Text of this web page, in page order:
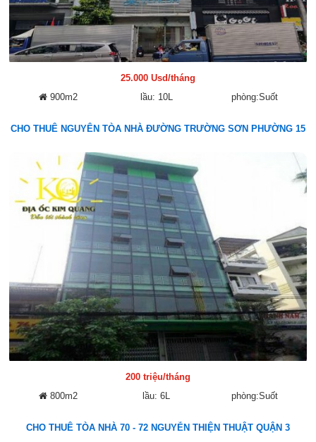
25.000 Usd/tháng
900m2
lầu: 10L phòng:Suốt
CHO THUÊ NGUYÊN TÒA NHÀ ĐƯỜNG TRƯỜNG SƠN PHƯỜNG 15
200 triệu/tháng
800m2
lầu: 6L phòng:Suốt
CHO THUÊ TÒA NHÀ 70 - 72 NGUYỄN THIỆN THUẬT QUẬN 3